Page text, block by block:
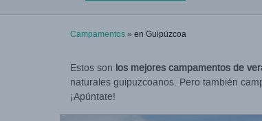
Campamentos» en Guipúzcoa
Estos son los mejores campamentos de
naturales guipuzcoanos. Pero también
¡Apúntate!